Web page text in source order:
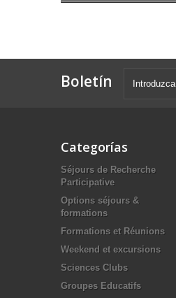
Boletín
Categorías
Séjours de Recherche
Participative
Options séjours &
formations
Formations et Réunions
Weekend et excursions
Sciences Clubs
Groupes Educatifs